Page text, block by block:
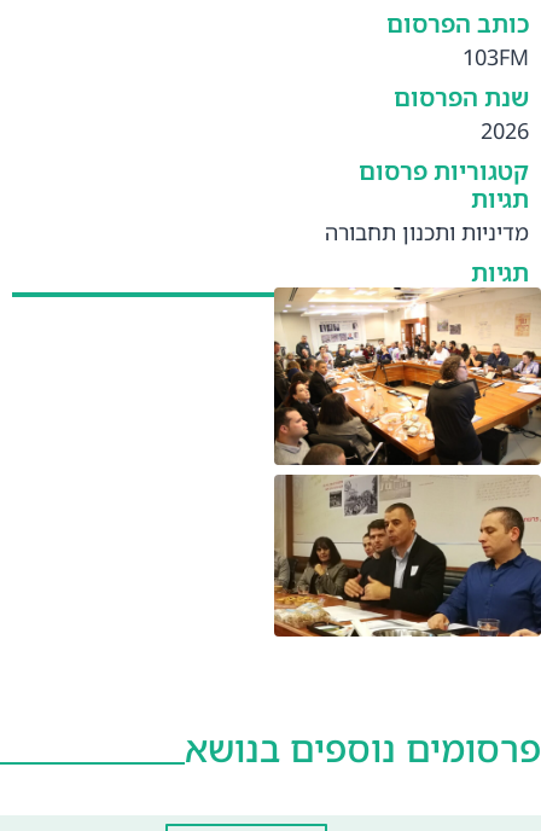
כותב הפרסום
103FM
שנת הפרסום
2026
קטגוריות פרסום
תגיות
מדיניות ותכנון תחבורה
תגיות
פרסומים נוספים בנושא